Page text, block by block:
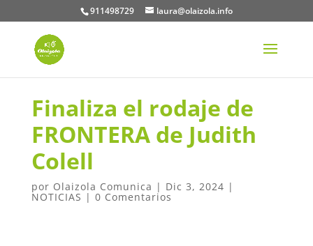
911498729 laura@olaizola.info
Finaliza el rodaje de
FRONTERA de Judith
Colell
por Olaizola Comunica | Dic 3, 2024 |
NOTICIAS | 0 Comentarios